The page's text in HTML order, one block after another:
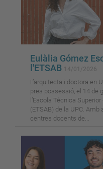
Eulàlia Gómez
l'ETSAB
L’arquitecta i doctora en
pres possessió, el 14 de
l’Escola Tècnica
(ETSAB) de la UPC.
centres docents de...